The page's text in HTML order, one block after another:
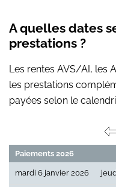
A quelles dates
prestations ?
Les rentes AVS/AI, les
les prestations
payées selon le
Paiements 2026
mardi 6 janvier 2026